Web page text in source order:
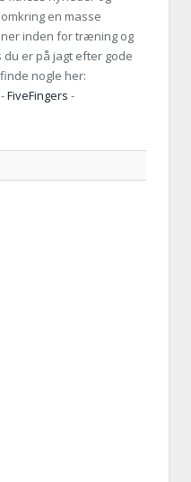
en masse
inden for træning og
du er på jagt efter gode
nogle her:
-FiveFingers -